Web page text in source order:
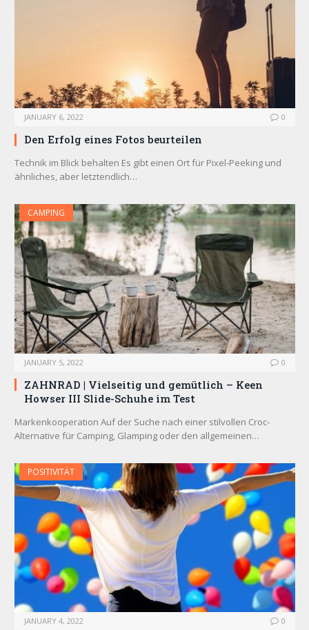
JANUARY 6, 2022 0
Den Erfolg eines Fotos beurteilen
Technik im Blick behalten Es gibt einen Ort für Pixel-Peeking und
ähnliches, aber letztendlich…
CAMPING
JANUARY 5, 2022 0
ZAHNRAD ​​| Vielseitig und gemütlich – Keen
Howser III Slide-Schuhe im Test
Markenkooperation Auf der Suche nach einer stilvollen Croc-
Alternative für Camping, Glamping oder den allgemeinen…
POSITIVITÄT
JANUARY 4, 2022 0